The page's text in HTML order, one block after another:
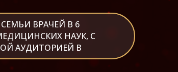
ВРАЧЕЙ В 6
НАУК, С
АУДИТОРИЕЙ В